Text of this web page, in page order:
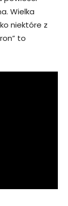
Wielka
niektóre z
to